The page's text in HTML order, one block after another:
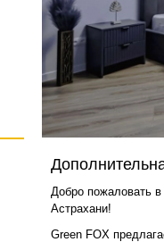
Добро пожаловать
Астрахани!
Green FOX